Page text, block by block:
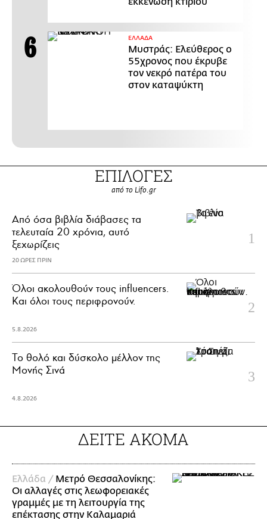
ΕΛΛΑΔΑ
Μυστράς: Ελεύθερος ο
55χρονος που έκρυβε
τον νεκρό πατέρα του
στον καταψύκτη
ΕΠΙΛΟΓΕΣ
από το Lifo.gr
Από όσα βιβλία διάβασες τα
τελευταία 20 χρόνια, αυτό
ξεχωρίζεις
20 ΩΡΕΣ ΠΡΙΝ
Όλοι ακολουθούν τους influencers.
Και όλοι τους περιφρονούν.
5.8.2026
Το θολό και δύσκολο μέλλον της
Μονής Σινά
4.8.2026
ΔΕΙΤΕ ΑΚΟΜΑ
Ελλάδα / Μετρό Θεσσαλονίκης:
Οι αλλαγές στις λεωφορειακές
γραμμές με τη λειτουργία της
επέκτασης στην Καλαμαριά